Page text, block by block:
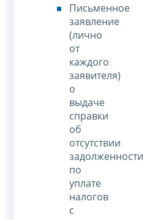
Письменное
заявление
(лично
от
каждого
заявителя)
о
выдаче
справки
об
отсутствии
задолженности
по
уплате
налогов
с